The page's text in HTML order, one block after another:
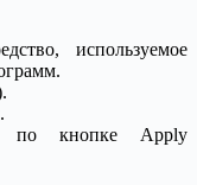
используемое
по кнопке Apply